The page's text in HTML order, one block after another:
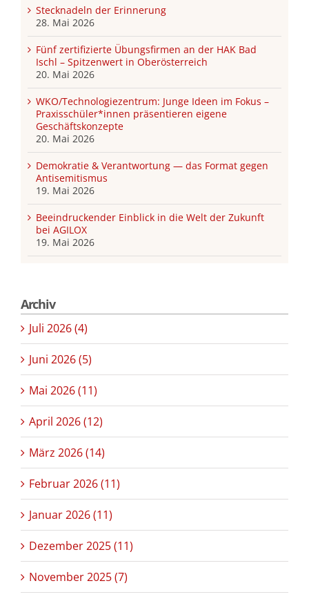
Stecknadeln der Erinnerung
28. Mai 2026
Fünf zertifizierte Übungsfirmen an der HAK Bad
Ischl – Spitzenwert in Oberösterreich
20. Mai 2026
WKO/Technologiezentrum: Junge Ideen im Fokus –
Praxisschüler*innen präsentieren eigene
Geschäftskonzepte
20. Mai 2026
Demokratie & Verantwortung — das Format gegen
Antisemitismus
19. Mai 2026
Beeindruckender Einblick in die Welt der Zukunft
bei AGILOX
19. Mai 2026
Archiv
Juli 2026 (4)
Juni 2026 (5)
Mai 2026 (11)
April 2026 (12)
März 2026 (14)
Februar 2026 (11)
Januar 2026 (11)
Dezember 2025 (11)
November 2025 (7)